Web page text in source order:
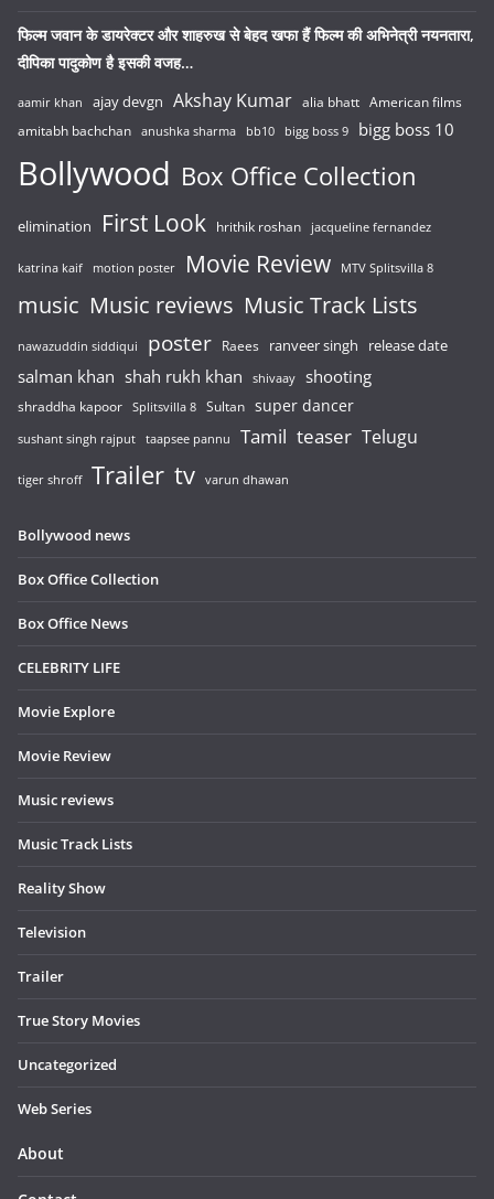
फिल्म जवान के डायरेक्टर और शाहरुख से बेहद खफा हैं फिल्म की अभिनेत्री नयनतारा,
दीपिका पादुकोण है इसकी वजह…
aamir khan ajay devgn Akshay Kumar alia bhatt American films
amitabh bachchan anushka sharma bb10 bigg boss 9 bigg boss 10
Bollywood Box Office Collection
elimination First Look hrithik roshan jacqueline fernandez
katrina kaif motion poster Movie Review MTV Splitsvilla 8
music Music reviews Music Track Lists
nawazuddin siddiqui poster Raees ranveer singh release date
salman khan shah rukh khan shivaay shooting
shraddha kapoor Splitsvilla 8 Sultan super dancer
sushant singh rajput taapsee pannu Tamil teaser Telugu
tiger shroff Trailer tv varun dhawan
Bollywood news
Box Office Collection
Box Office News
CELEBRITY LIFE
Movie Explore
Movie Review
Music reviews
Music Track Lists
Reality Show
Television
Trailer
True Story Movies
Uncategorized
Web Series
About